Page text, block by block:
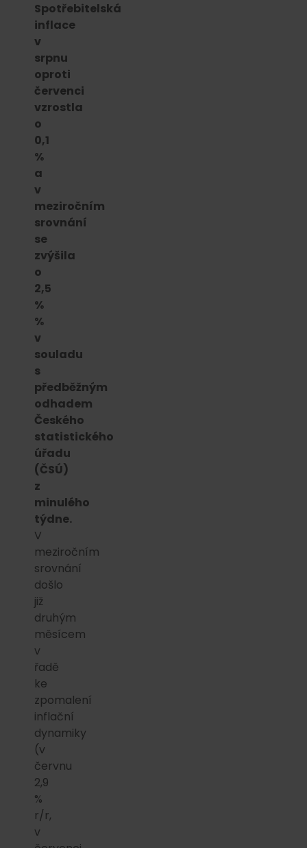
Spotřebitelská
inflace
v
srpnu
oproti
červenci
vzrostla
o
0,1
%
a
v
meziročním
srovnání
se
zvýšila
o
2,5
%
%
v
souladu
s
předběžným
odhadem
Českého
statistického
úřadu
(ČSÚ)
z
minulého
týdne.
V
meziročním
srovnání
došlo
již
druhým
měsícem
v
řadě
ke
zpomalení
inflační
dynamiky
(v
červnu
2,9
%
r/r,
v